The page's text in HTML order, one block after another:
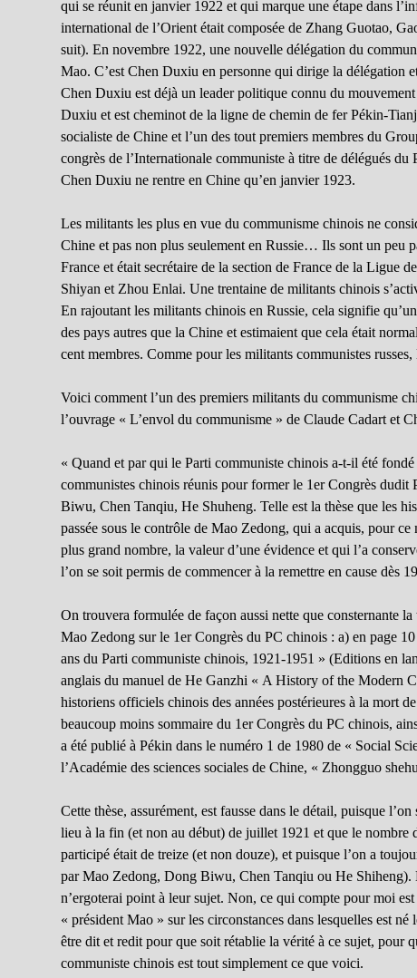
qui se réunit en janvier 1922 et qui marque une étape dans
international de l’Orient était composée de Zhang Guotao,
suit). En novembre 1922, une nouvelle délégation du
Mao. C’est Chen Duxiu en personne qui dirige la délégation
Chen Duxiu est déjà un leader politique connu du
Duxiu et est cheminot de la ligne de chemin de fer Pékin-
socialiste de Chine et l’un des tout premiers membres du
congrès de l’Internationale communiste à titre de délégués du
Chen Duxiu ne rentre en Chine qu’en janvier 1923.
Les militants les plus en vue du communisme chinois ne
Chine et pas non plus seulement en Russie… Ils sont un
France et était secrétaire de la section de France de la Ligue
Shiyan et Zhou Enlai. Une trentaine de militants chinois
En rajoutant les militants chinois en Russie, cela signifie
des pays autres que la Chine et estimaient que cela était
cent membres. Comme pour les militants communistes
Voici comment l’un des premiers militants du communisme
l’ouvrage « L’envol du communisme » de Claude Cadart et
« Quand et par qui le Parti communiste chinois a-t-il été
communistes chinois réunis pour former le 1er Congrès
Biwu, Chen Tanqiu, He Shuheng. Telle est la thèse que les
passée sous le contrôle de Mao Zedong, qui a acquis, pour
plus grand nombre, la valeur d’une évidence et qui l’a
l’on se soit permis de commencer à la remettre en cause dès
On trouvera formulée de façon aussi nette que consternante
Mao Zedong sur le 1er Congrès du PC chinois : a) en page
ans du Parti communiste chinois, 1921-1951 » (Editions en
anglais du manuel de He Ganzhi « A History of the Modern
historiens officiels chinois des années postérieures à la mort
beaucoup moins sommaire du 1er Congrès du PC chinois,
a été publié à Pékin dans le numéro 1 de 1980 de « Social
l’Académie des sciences sociales de Chine, « Zhongguo
Cette thèse, assurément, est fausse dans le détail, puisque
lieu à la fin (et non au début) de juillet 1921 et que le nombre
participé était de treize (et non douze), et puisque l’on a
par Mao Zedong, Dong Biwu, Chen Tanqiu ou He Shiheng).
n’ergoterai point à leur sujet. Non, ce qui compte pour moi
« président Mao » sur les circonstances dans lesquelles est
être dit et redit pour que soit rétablie la vérité à ce sujet, pour
communiste chinois est tout simplement ce que voici.